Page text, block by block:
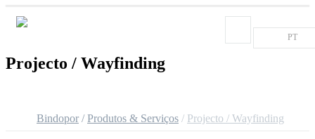
PT
Projecto / Wayfinding
Bindopor Produtos & Serviços Projecto / Wayfinding